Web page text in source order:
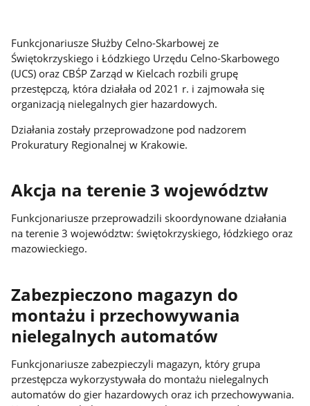
Funkcjonariusze Służby Celno-Skarbowej ze
Świętokrzyskiego i Łódzkiego Urzędu Celno-Skarbowego
(UCS) oraz CBŚP Zarząd w Kielcach rozbili grupę
przestępczą, która działała od 2021 r. i zajmowała się
organizacją nielegalnych gier hazardowych.
Działania zostały przeprowadzone pod nadzorem
Prokuratury Regionalnej w Krakowie.
Akcja na terenie 3 województw
Funkcjonariusze przeprowadzili skoordynowane działania
na terenie 3 województw: świętokrzyskiego, łódzkiego oraz
mazowieckiego.
Zabezpieczono magazyn do
montażu i przechowywania
nielegalnych automatów
Funkcjonariusze zabezpieczyli magazyn, który grupa
przestępcza wykorzystywała do montażu nielegalnych
automatów do gier hazardowych oraz ich przechowywania.